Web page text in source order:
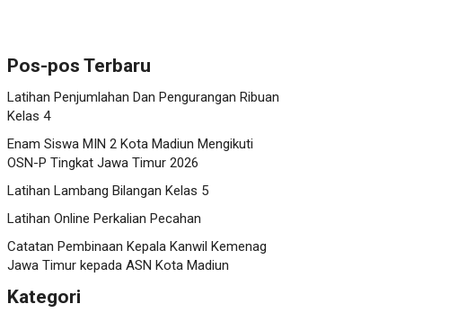
Pos-pos Terbaru
Latihan Penjumlahan Dan Pengurangan Ribuan
Kelas 4
Enam Siswa MIN 2 Kota Madiun Mengikuti
OSN-P Tingkat Jawa Timur 2026
Latihan Lambang Bilangan Kelas 5
Latihan Online Perkalian Pecahan
Catatan Pembinaan Kepala Kanwil Kemenag
Jawa Timur kepada ASN Kota Madiun
Kategori